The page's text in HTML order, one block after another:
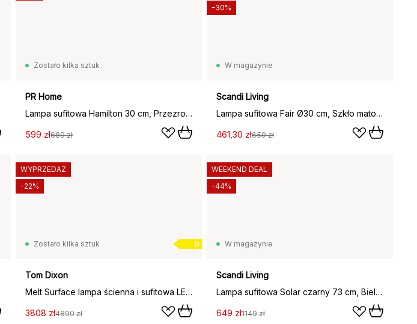
Zostało kilka sztuk
PR Home
Lampa sufitowa Hamilton 30 cm, Przezroczysto-czarna
599 zł689 zł
W magazynie
Scandi Living
Lampa sufitowa Fair Ø30 cm, Szkło matowe - ciemny bejcowany jesion
461,30 zł659 zł
-30%
D
Zostało kilka sztuk
Tom Dixon
Melt Surface lampa ścienna i sufitowa LED, Miedziany
3808 zł4890 zł
WYPRZEDAŻ
-22%
W magazynie
Scandi Living
Lampa sufitowa Solar czarny 73 cm, Biel matowa
649 zł1149 zł
WEEKEND DEAL
-44%